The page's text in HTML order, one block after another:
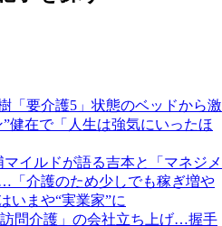
「要介護5」状態のベッドから激
健在で「人生は強気にいったほ
マイルドが語る吉本と「マネジメ
「介護のため少しでも稼ぎ増や
いまや“実業家”に
問介護」の会社立ち上げ…握手